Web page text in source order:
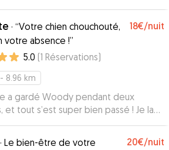
envoyé des photos tous les jours !”
· “Votre chien chouchouté,
votre absence !”
18€/nuit
5.0 (1 Réservations)
- 8.96 km
a gardé Woody pendant deux
et tout s’est super bien passé ! Je la
les yeux fermés :)”
· Le bien-être de votre
20€/nuit